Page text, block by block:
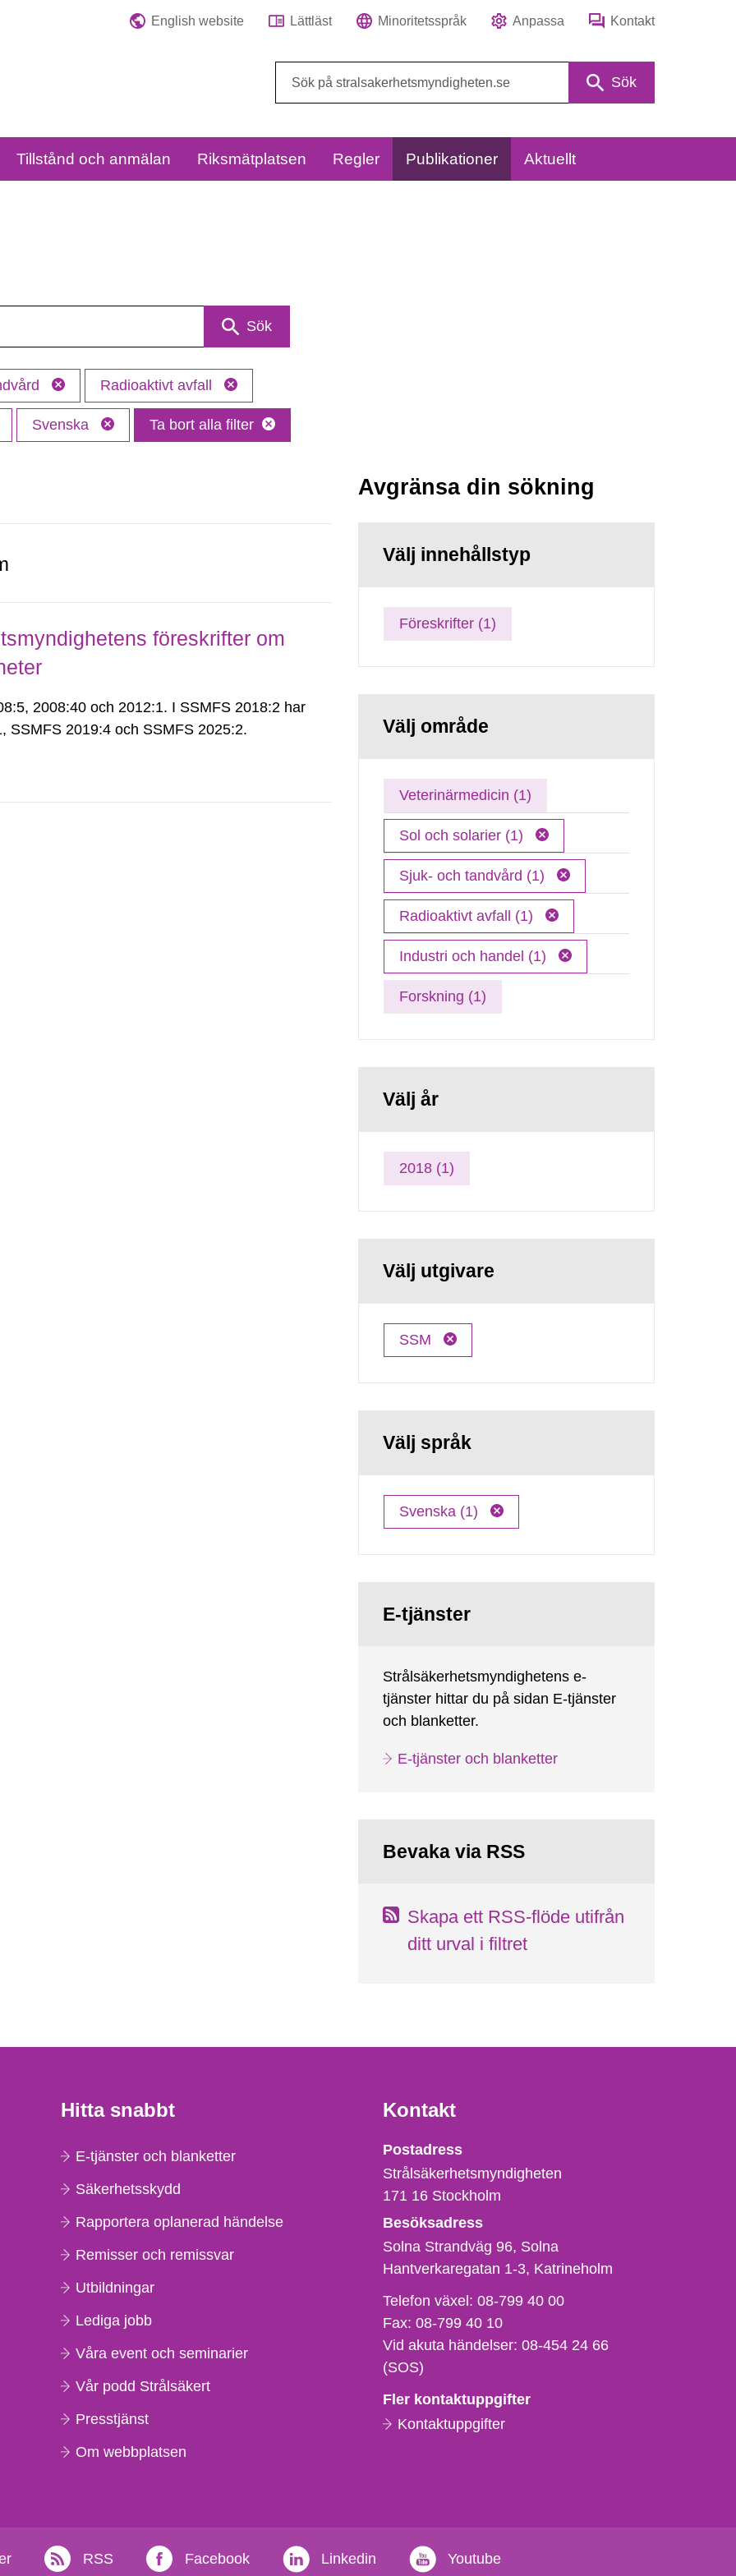
English website Lättläst Minoritetsspråk Anpassa Kontakt
Sök
Tillstånd och anmälan Riksmätplatsen Regler Publikationer Aktuellt
Sök
Radioaktivt avfall
Svenska Ta bort alla filter
föreskrifter om
2008:40 och 2012:1. I SSMFS 2018:2 har
SSMFS 2019:4 och SSMFS 2025:2.
Avgränsa din sökning
Välj innehållstyp
Föreskrifter (1)
Välj område
Veterinärmedicin (1)
Sol och solarier (1)
Sjuk- och tandvård (1)
Radioaktivt avfall (1)
Industri och handel (1)
Forskning (1)
Välj år
2018 (1)
Välj utgivare
SSM
Välj språk
Svenska (1)
E-tjänster
Strålsäkerhetsmyndighetens e-
tjänster hittar du på sidan E-tjänster
och blanketter.
E-tjänster och blanketter
Bevaka via RSS
Skapa ett RSS-flöde utifrån
ditt urval i filtret
Hitta snabbt
E-tjänster och blanketter
Säkerhetsskydd
Rapportera oplanerad händelse
Remisser och remissvar
Utbildningar
Lediga jobb
Våra event och seminarier
Vår podd Strålsäkert
Presstjänst
Om webbplatsen
Kontakt
Strålsäkerhetsmyndigheten
Postadress
Strålsäkerhetsmyndigheten
171 16 Stockholm
Besöksadress
Solna Strandväg 96, Solna
Hantverkaregatan 1-3 Katrineholm
Telefon,
fax
och
e-
Telefon växel:08-799 40 00
Fax:08-799 40 10
Vid akuta händelser:08-454 24 66
(SOS)
Fler kontaktuppgifter
Kontaktuppgifter
RSS Facebook Linkedin Youtube